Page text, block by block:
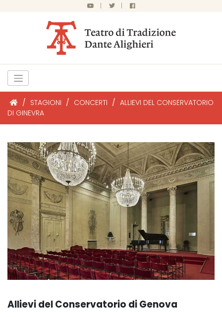
| |
/ STAGIONI / CONCERTI / ALLIEVI DEL CONSERVATORIO
DI GINEVRA
Allievi del Conservatorio di Genova